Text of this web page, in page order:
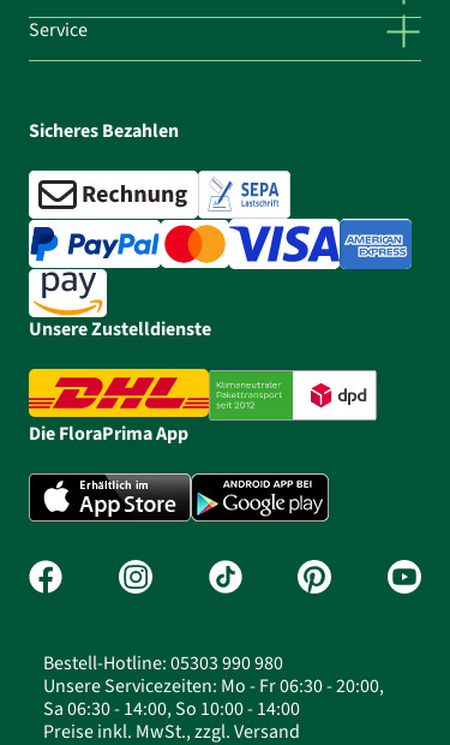
Service
Sicheres Bezahlen
Unsere Zustelldienste
Die FloraPrima App
Bestell-Hotline: 05303 990 980
Unsere Servicezeiten: Mo - Fr 06:30 - 20:00,
Sa 06:30 - 14:00, So 10:00 - 14:00
Preise inkl. MwSt., zzgl. Versand